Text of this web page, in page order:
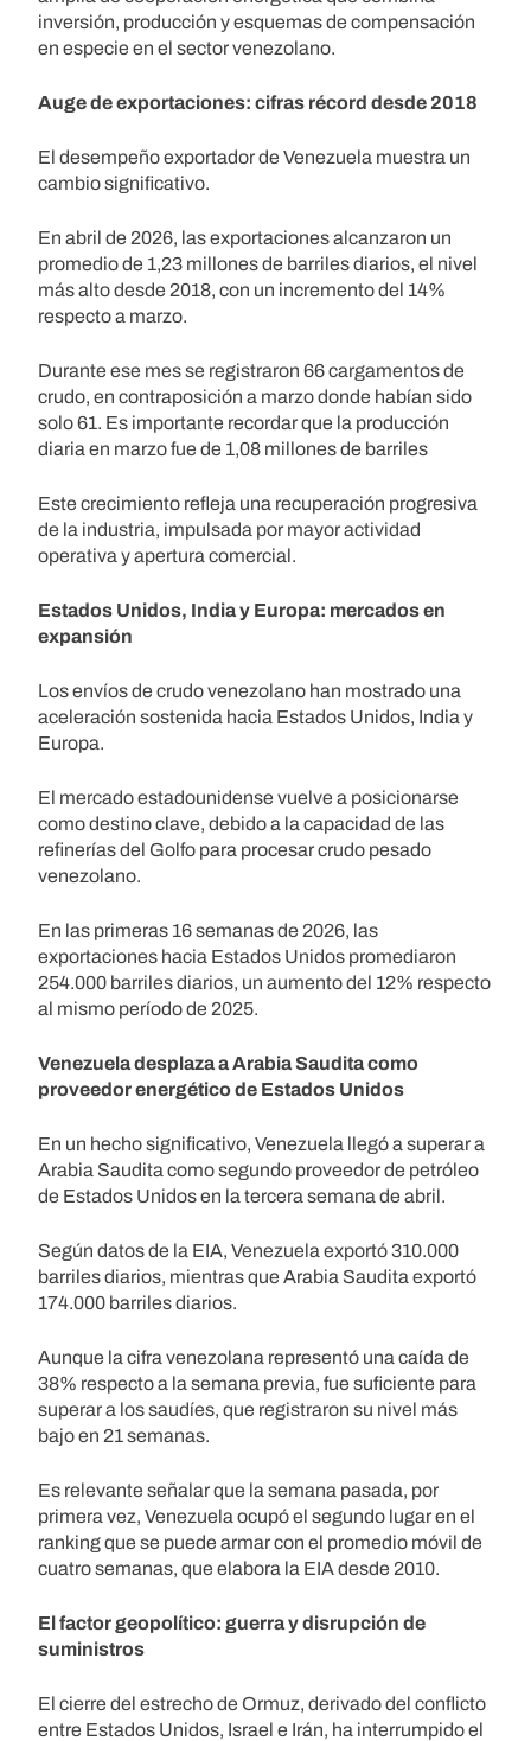
inversión, producción y esquemas de compensación
en especie en el sector venezolano.
Auge de exportaciones: cifras récord desde 2018
El desempeño exportador de Venezuela muestra un
cambio significativo.
En abril de 2026, las exportaciones alcanzaron un
promedio de 1,23 millones de barriles diarios, el nivel
más alto desde 2018, con un incremento del 14%
respecto a marzo.
Durante ese mes se registraron 66 cargamentos de
crudo, en contraposición a marzo donde habían sido
solo 61. Es importante recordar que la producción
diaria en marzo fue de 1,08 millones de barriles
Este crecimiento refleja una recuperación progresiva
de la industria, impulsada por mayor actividad
operativa y apertura comercial.
Estados Unidos, India y Europa: mercados en
expansión
Los envíos de crudo venezolano han mostrado una
aceleración sostenida hacia Estados Unidos, India y
Europa.
El mercado estadounidense vuelve a posicionarse
como destino clave, debido a la capacidad de las
refinerías del Golfo para procesar crudo pesado
venezolano.
En las primeras 16 semanas de 2026, las
exportaciones hacia Estados Unidos promediaron
254.000 barriles diarios, un aumento del 12% respecto
al mismo período de 2025.
Venezuela desplaza a Arabia Saudita como
proveedor energético de Estados Unidos
En un hecho significativo, Venezuela llegó a superar a
Arabia Saudita como segundo proveedor de petróleo
de Estados Unidos en la tercera semana de abril.
Según datos de la EIA, Venezuela exportó 310.000
barriles diarios, mientras que Arabia Saudita exportó
174.000 barriles diarios.
Aunque la cifra venezolana representó una caída de
38% respecto a la semana previa, fue suficiente para
superar a los saudíes, que registraron su nivel más
bajo en 21 semanas.
Es relevante señalar que la semana pasada, por
primera vez, Venezuela ocupó el segundo lugar en el
ranking que se puede armar con el promedio móvil de
cuatro semanas, que elabora la EIA desde 2010.
El factor geopolítico: guerra y disrupción de
suministros
El cierre del estrecho de Ormuz, derivado del conflicto
entre Estados Unidos, Israel e Irán, ha interrumpido el